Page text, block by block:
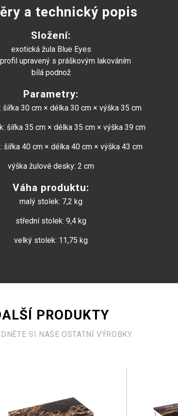
a technický popis
Složení:
exotická žula Blue Eyes
upravený s práškovým lakováním
bílá podnož
Parametry:
šířka 30 cm × délka 30 cm × výška 35 cm
šířka 35 cm × délka 35 cm × výška 39 cm
šířka 40 cm × délka 40 cm × výška 43 cm
výška žulové desky: 2 cm
Váha produktu:
malý stolek: 7,2 kg
střední stolek: 9,4 kg
velký stolek: 11,75 kg
PRODUKTY
SI NAŠE OSTATNÍ VÝROBKY